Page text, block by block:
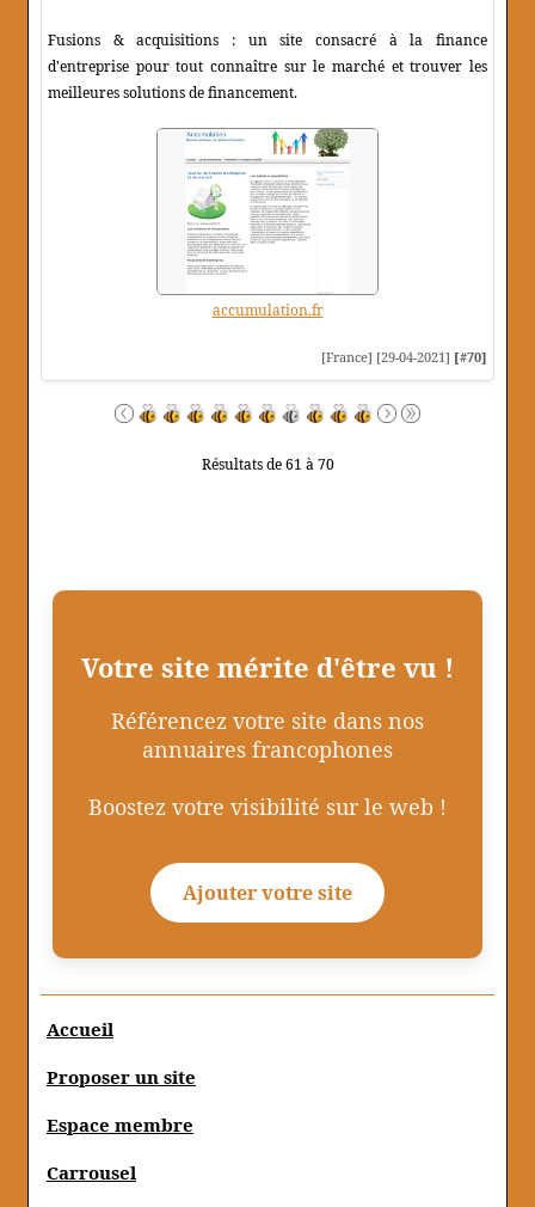
Fusions & acquisitions : un site consacré à la finance
d'entreprise pour tout connaître sur le marché et trouver les
meilleures solutions de financement.
accumulation.fr
[France] [29-04-2021] [#70]
Résultats de 61 à 70
Votre site mérite d'être vu !
Référencez votre site dans nos
annuaires francophones
Boostez votre visibilité sur le web !
Ajouter votre site
Accueil
Proposer un site
Espace membre
Carrousel